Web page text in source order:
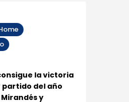
la victoria
partido del año
y